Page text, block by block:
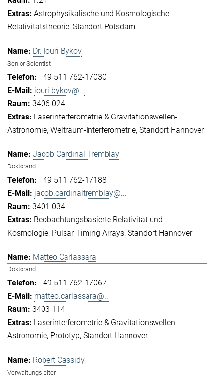
Astrophysikalische und Kosmologische
Relativitätstheorie Standort Potsdam
Dr. Iouri Bykov
Senior Scientist
+49 511 762-17030
iouri.bykov@...
3406 024
Laserinterferometrie & Gravitationswellen-
Astronomie Weltraum-Interferometrie Standort Hannover
Jacob Cardinal Tremblay
Doktorand
+49 511 762-17188
jacob.cardinaltremblay@...
3401 034
Beobachtungsbasierte Relativität und
Kosmologie Pulsar Timing Arrays Standort Hannover
Matteo Carlassara
Doktorand
+49 511 762-17067
matteo.carlassara@...
3403 114
Laserinterferometrie & Gravitationswellen-
Astronomie Prototyp Standort Hannover
Robert Cassidy
Verwaltungsleiter